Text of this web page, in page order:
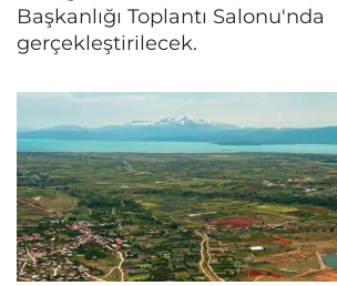
Başkanlığı Toplantı Salonu'nda
gerçekleştirilecek.